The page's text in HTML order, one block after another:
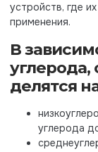
устройств, где
применения.
В
углерода,
делятся
углерода